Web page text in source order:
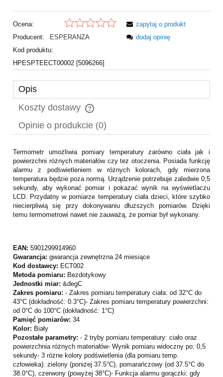
Ocena:
Producent:
ESPERANZA
Kod produktu:
HPESPTEECT00002 [5096266]
zapytaj o produkt
dodaj opinię
Opis
Koszty dostawy
Cena nie zawiera ewentualnych kosztów płatności
Opinie o produkcie (0)
Termometr umożliwia pomiary temperatury zarówno ciała jak i
powierzchni różnych materiałów czy tez otoczenia. Posiada funkcję
alarmu z podświetleniem w różnych kolorach, gdy mierzona
temperatura będzie poza normą. Urządzenie potrzebuje zaledwie 0,5
sekundy, aby wykonać pomiar i pokazać wynik na wyświetlaczu
LCD. Przydatny w pomiarze temperatury ciała dzieci, które szybko
niecierpliwią się przy dokonywaniu dłuższych pomiarów. Dzięki
temu termometrowi nawet nie zauważą, że pomiar był wykonany.
EAN: 5901299914960
Gwarancja: gwarancja zewnętrzna 24 miesiące
Kod dostawcy: ECT002
Metoda pomiaru: Bezdotykowy
Jednostki miar: &degC
Zakres pomiaru: - Zakres pomiaru temperatury ciała: od 32°C do
43°C (dokładność: 0.3°C)- Zakres pomiaru temperatury powierzchni:
od 0°C do 100°C (dokładność: 1°C)
Pamięć pomiarów: 34
Kolor: Biały
Pozostałe parametry: - 2 tryby pomiaru temperatury: ciało oraz
powierzchnia różnych materiałów- Wynik pomiaru widoczny po: 0,5
sekundy- 3 różne kolory podświetlenia (dla pomiaru temp.
człowieka): zielony (poniżej 37.5°C), pomarańczowy (od 37.5°C do
38.0°C), czerwony (powyżej 38°C)- Funkcja alarmu gorączki: gdy